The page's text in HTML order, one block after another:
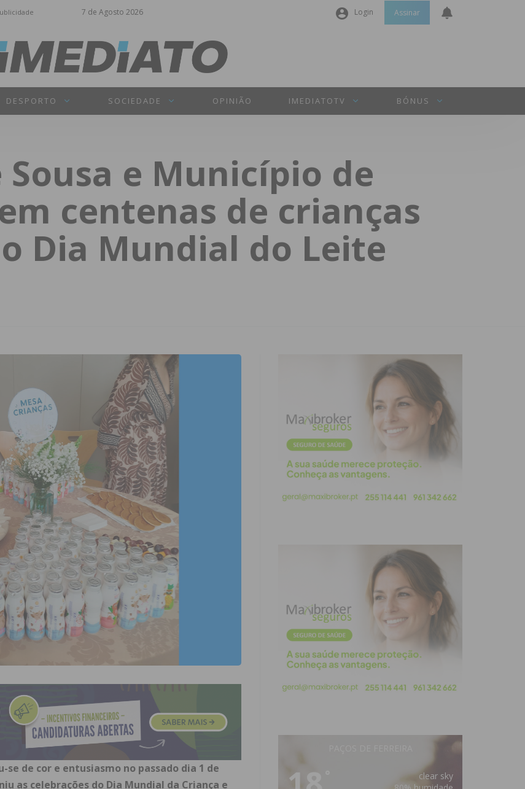
7 de Agosto 2026 Login
Senha
INICIAR SESSÃO
Perdeu a sua senha?
Assinar
DESPORTO SOCIEDADE OPINIÃO IMEDIATOTV BÓNUS
Sousa e Município de
centenas de crianças
Dia Mundial do Leite
de cor e entusiasmo no passado dia 1 de
as celebrações do Dia Mundial da Criança e
clear sky